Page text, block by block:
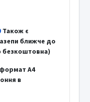
Також є
ближче до
безкоштовна)
A4
в